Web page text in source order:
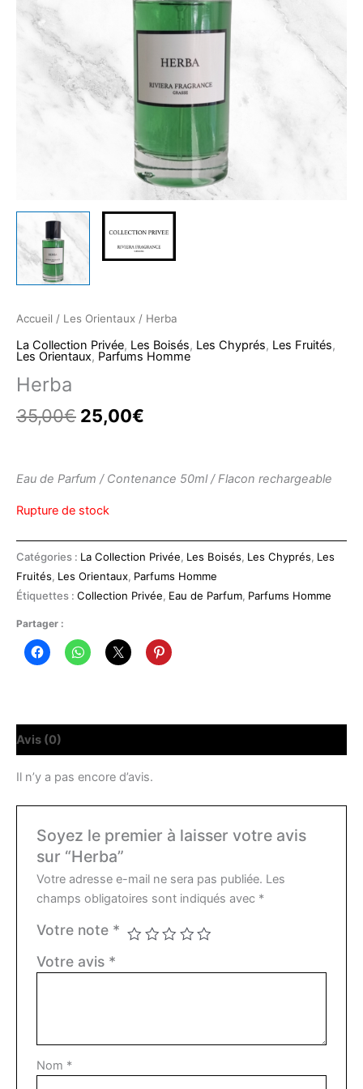
Accueil / Les Orientaux / Herba
La Collection Privée, Les Boisés, Les Chyprés, Les Fruités,
Les Orientaux, Parfums Homme
Herba
35,00€ Le
était :
25,00€
est :
Eau de Parfum / Contenance 50ml / Flacon rechargeable
Rupture de stock
Catégories : La Collection Privée, Les Boisés, Les Chyprés, Les
Fruités, Les Orientaux, Parfums Homme
Étiquettes : Collection Privée, Eau de Parfum, Parfums Homme
Partager :
Avis (0)
Il n’y a pas encore d’avis.
Soyez le premier à laisser votre avis
sur “Herba”
Votre adresse e-mail ne sera pas publiée. Les
champs obligatoires sont indiqués avec *
Votre note *
Votre avis *
Nom *